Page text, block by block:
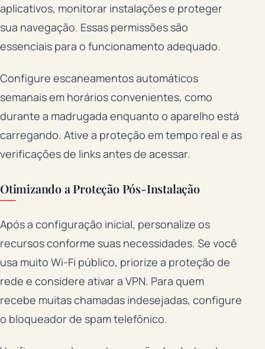
aplicativos, monitorar instalações e proteger
sua navegação. Essas permissões são
essenciais para o funcionamento adequado.
Configure escaneamentos automáticos
semanais em horários convenientes, como
durante a madrugada enquanto o aparelho está
carregando. Ative a proteção em tempo real e as
verificações de links antes de acessar.
Otimizando a Proteção Pós-Instalação
Após a configuração inicial, personalize os
recursos conforme suas necessidades. Se você
usa muito Wi-Fi público, priorize a proteção de
rede e considere ativar a VPN. Para quem
recebe muitas chamadas indesejadas, configure
o bloqueador de spam telefônico.